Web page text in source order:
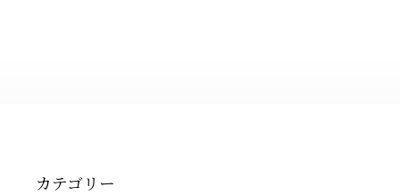
カテゴリー